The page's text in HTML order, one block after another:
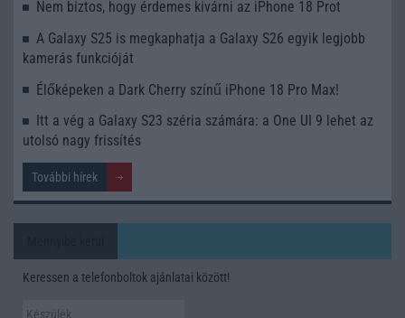
Nem biztos, hogy érdemes kivárni az iPhone 18 Prot
A Galaxy S25 is megkaphatja a Galaxy S26 egyik legjobb
kamerás funkcióját
Élőképeken a Dark Cherry színű iPhone 18 Pro Max!
Itt a vég a Galaxy S23 széria számára: a One UI 9 lehet az
utolsó nagy frissítés
További hírek
Keressen a telefonboltok ajánlatai között!